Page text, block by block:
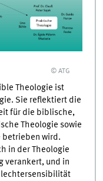
© ATG
Theologie ist
Sie reflektiert die
für die biblische,
Theologie sowie
betrieben wird.
in der Theologie
verankert, und in